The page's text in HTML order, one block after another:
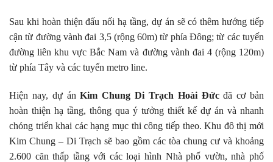
Sau khi hoàn thiện đấu nối hạ tầng, dự án sẽ có thêm hướng tiếp
cận từ đường vành đai 3,5 (rộng 60m) từ phía Đông; từ các tuyến
đường liên khu vực Bắc Nam và đường vành đai 4 (rộng 120m)
từ phía Tây và các tuyến metro line.
Hiện nay, dự ánKim Chung Di Trạch Hoài Đứcđã cơ bản
hoàn thiện hạ tầng, thông qua ý tưởng thiết kế dự án và nhanh
chóng triển khai các hạng mục thi công tiếp theo. Khu đô thị mới
Kim Chung – Di Trạch sẽ bao gồm các tòa chung cư và khoảng
2.600 căn thấp tầng với các loại hình Nhà phố vườn, nhà phố